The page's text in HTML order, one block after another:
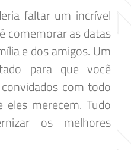
faltar um incrível
comemorar as datas
e dos amigos. Um
para que você
com todo
merecem. Tudo
os melhores